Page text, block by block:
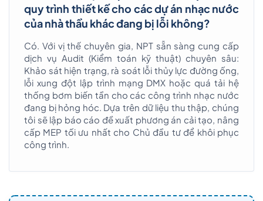
quy trình thiết kế cho các dự án nhạc nước
của nhà thầu khác đang bị lỗi không?
Có. Với vị thế chuyên gia, NPT sẵn sàng cung cấp
dịch vụ Audit (Kiểm toán kỹ thuật) chuyên sâu:
Khảo sát hiện trạng, rà soát lỗi thủy lực đường ống,
lỗi xung đột lập trình mạng DMX hoặc quá tải hệ
thống bơm biến tần cho các công trình nhạc nước
đang bị hỏng hóc. Dựa trên dữ liệu thu thập, chúng
tôi sẽ lập báo cáo đề xuất phương án cải tạo, nâng
cấp MEP tối ưu nhất cho Chủ đầu tư để khôi phục
công trình.